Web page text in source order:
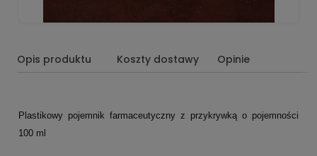
Opis produktu Koszty dostawy Opinie
Plastikowy pojemnik farmaceutyczny z przykrywką o pojemności
100 ml